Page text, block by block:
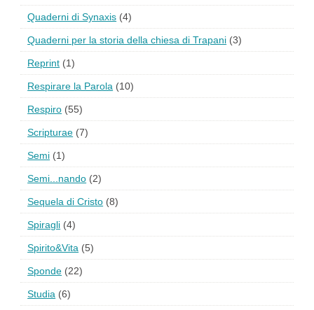
Quaderni di Synaxis (4)
Quaderni per la storia della chiesa di Trapani (3)
Reprint (1)
Respirare la Parola (10)
Respiro (55)
Scripturae (7)
Semi (1)
Semi...nando (2)
Sequela di Cristo (8)
Spiragli (4)
Spirito&Vita (5)
Sponde (22)
Studia (6)